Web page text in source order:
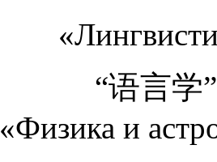
“语言学
«Физика и